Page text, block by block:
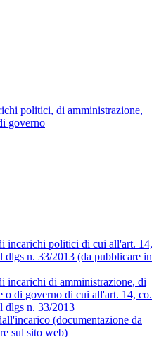
politici, di amministrazione,
governo
incarichi politici di cui all'art. 14,
dlgs n. 33/2013 (da pubblicare in
incarichi di amministrazione, di
o di governo di cui all'art. 14, co.
dlgs n. 33/2013
(documentazione da
sul sito web)